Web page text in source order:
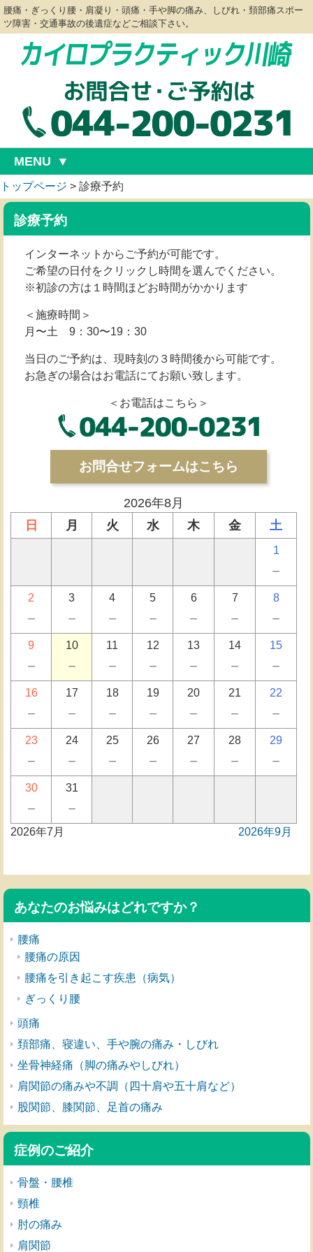
腰痛・ぎっくり腰・肩凝り・頭痛・手や脚の痛み、しびれ・頚部痛スポー
ツ障害・交通事故の後遺症などご相談下さい。
MENU
トップページ > 診療予約
診療予約
インターネットからご予約が可能です。
ご希望の日付をクリックし時間を選んでください。
※初診の方は１時間ほどお時間がかかります
＜施療時間＞
月〜土 9：30〜19：30
当日のご予約は、現時刻の３時間後から可能です。
お急ぎの場合はお電話にてお願い致します。
＜お電話はこちら＞
お問合せフォームはこちら
2026年8月
日
月 火 水 木 金 土
1
－
2
－
3
－
4
－
5
－
6
－
7
－
8
－
9
－
10
－
11
－
12
－
13
－
14
－
15
－
16
－
17
－
18
－
19
－
20
－
21
－
22
－
23
－
24
－
25
－
26
－
27
－
28
－
29
－
30
－
31
－
2026年7月 2026年9月
あなたのお悩みはどれですか？
腰痛
腰痛の原因
腰痛を引き起こす疾患（病気）
ぎっくり腰
頭痛
頚部痛、寝違い、手や腕の痛み・しびれ
坐骨神経痛（脚の痛みやしびれ）
肩関節の痛みや不調（四十肩や五十肩など）
股関節、膝関節、足首の痛み
症例のご紹介
骨盤・腰椎
頸椎
肘の痛み
肩関節